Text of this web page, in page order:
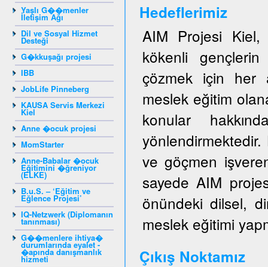
Yaşlı G��menler
İletişim Ağı
Dil ve Sosyal Hizmet
Desteği
G�kkuşağı projesi
IBB
JobLife Pinneberg
KAUSA Servis Merkezi
Kiel
Anne �ocuk projesi
MomStarter
Anne-Babalar �ocuk
Eğitimini �ğreniyor
(ELKE)
B.u.S. – ‘Eğitim ve
Eğlence Projesi’
IQ-Netzwerk (Diplomanın
tanınması)
G��menlere ihtiya�
durumlarında eyalet -
�apında danışmanlık
hizmeti
Hedeflerimiz
AIM Projesi Kiel,
kökenli gençlerin
çözmek için her
meslek eğitim
konular
ve göçmen
sayede AIM
önündeki dilsel,
meslek eğitimi
Çıkış Noktamız